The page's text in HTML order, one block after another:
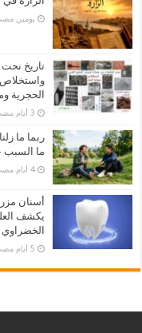
‏يومين
تاريخ
واستخلاص
الحجرية
ربما ما
ما السبب
‏4 أيام مضت
أسنان
يكشف
الخضراوي